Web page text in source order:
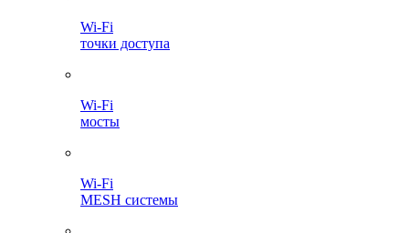
Wi-Fi
точки доступа
Wi-Fi
мосты
Wi-Fi
MESH системы